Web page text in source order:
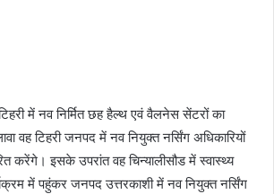
में नव निर्मित छह हैल्थ एवं वैलनेस सेंटरों का
वह टिहरी जनपद में नव नियुक्त नर्सिंग अधिकारियों
करेंगे। इसके उपरांत वह चिन्यालीसौड में स्वास्थ्य
में पहुंकर जनपद उत्तरकाशी में नव नियुक्त नर्सिंग